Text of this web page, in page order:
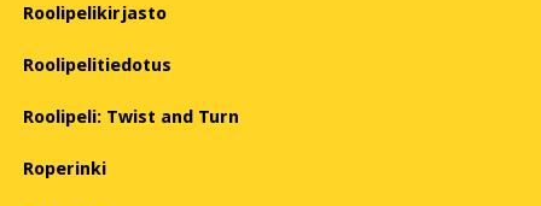
Roolipelikirjasto
Roolipelitiedotus
Roolipeli: Twist and Turn
Roperinki